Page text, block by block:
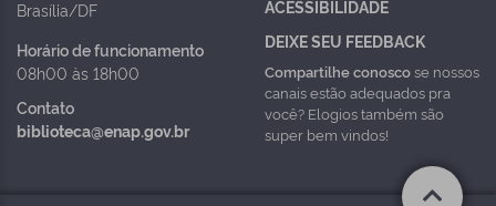
Brasília/DF
Horário de funcionamento
08h00 às 18h00
Contato
biblioteca@enap.gov.br
ACESSIBILIDADE
DEIXE SEU FEEDBACK
Compartilhe conoscose nossos
canais estão adequados pra
você? Elogios também são
super bem vindos!